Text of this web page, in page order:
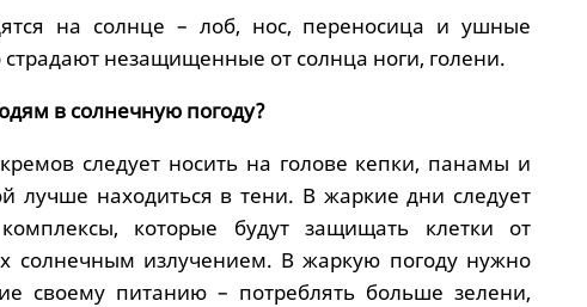
на солнце – лоб, нос, переносица и ушные
незащищенные от солнца ноги, голени.
в солнечную погоду?
следует носить на голове кепки, панамы и
лучше находиться в тени. В жаркие дни следует
которые будут защищать клетки от
солнечным излучением. В жаркую погоду нужно
своему питанию – потреблять больше зелени,